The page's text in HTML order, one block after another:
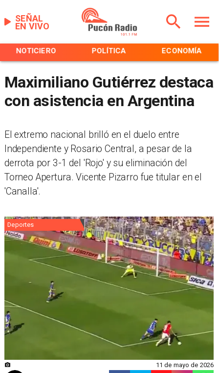
EN VIVO
SEÑAL
NOTICIERO POLÍTICA ECONOMÍA
Maximiliano Gutiérrez destaca
con asistencia en Argentina
El extremo nacional brilló en el duelo entre
Independiente y Rosario Central, a pesar de la
derrota por 3-1 del 'Rojo' y su eliminación del
Torneo Apertura. Vicente Pizarro fue titular en el
'Canalla'.
Deportes
11 de mayo de 2026